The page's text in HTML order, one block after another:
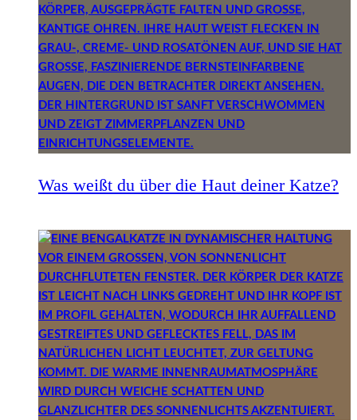
Was weißt du über die Haut deiner Katze?